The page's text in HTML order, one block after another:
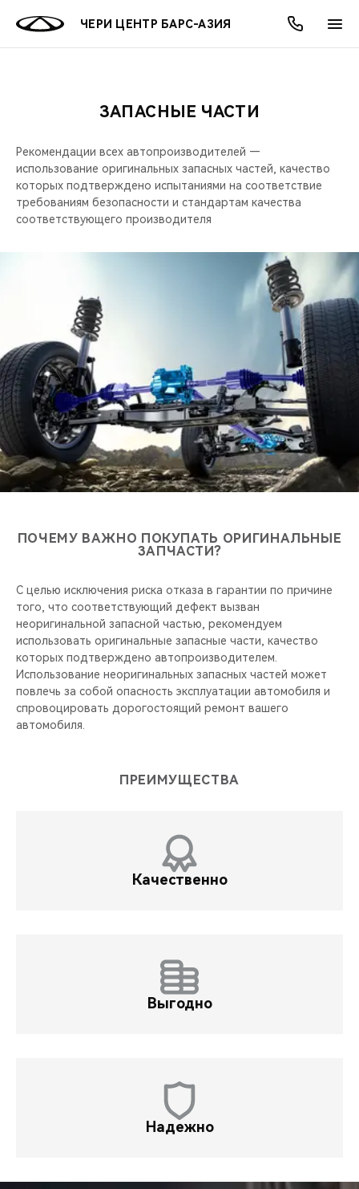
ЧЕРИ ЦЕНТР БАРС-АЗИЯ
МОДЕЛИ
ВСЕ МОДЕЛИ
КРОССОВЕРЫ
ПОКУПАТЕЛЯМ
ВЫБОР И ПОКУПКА
КРЕДИТ И СТРАХОВАНИЕ
ВЛАДЕЛЬЦАМ
СЕРВИС
ЗАПЧАСТИ И АКСЕССУАРЫ
МИР CHERY
АКСЕССУАРЫ
О БРЕНДЕ
БЛАГОТВОРИТЕЛЬНОСТЬ
CHERY REMOTE
CHERY И СПОРТ
НАШИ МЕРОПРИЯТИЯ
ВИДЕООБЗОРЫ
АКЦИИ
ВЫГОДЫ И АКЦИИ
ОНЛАЙН СЕРВИСЫ
ВЫБОР И ПОКУПКА
КРЕДИТ
О КОМПАНИИ
О НАС
МЫ В СОЦСЕТЯХ
ЗАПАСНЫЕ ЧАСТИ
Рекомендации всех автопроизводителей —
использование оригинальных запасных частей, качество
которых подтверждено испытаниями на соответствие
требованиям безопасности и стандартам качества
соответствующего производителя
ПОЧЕМУ ВАЖНО ПОКУПАТЬ ОРИГИНАЛЬНЫЕ
ЗАПЧАСТИ?
С целью исключения риска отказа в гарантии по причине
того, что соответствующий дефект вызван
неоригинальной запасной частью, рекомендуем
использовать оригинальные запасные части, качество
которых подтверждено автопроизводителем.
Использование неоригинальных запасных частей может
повлечь за собой опасность эксплуатации автомобиля и
спровоцировать дорогостоящий ремонт вашего
автомобиля.
ПРЕИМУЩЕСТВА
Качественно
Выгодно
Надежно